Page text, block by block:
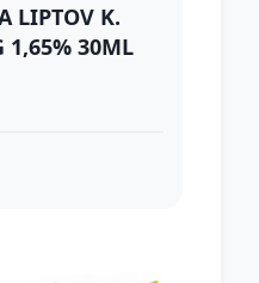
LIPTOV K.
1,65% 30ML